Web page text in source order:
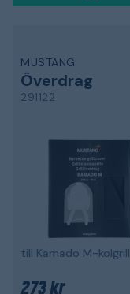
MUSTANG
Överdrag
291122
till Kamado M-kolgrill
273 kr